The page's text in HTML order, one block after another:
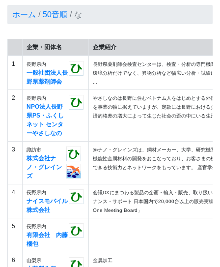
ホーム 50音順 な
企業・団体名 企業紹介
1 長野県内
一般社団法人長
野県薬剤師会
長野県薬剤師会検査センターは、検査・分析の専門機関
環境分析だけでなく、異物分析など幅広い分析・試験
2 長野県内
NPO法人長野
県PS・ふくし
ネット センタ
ーやさしなの
やさしなのは長野に住むベトナム人をはじめとする外国
を事業の軸に据えていますが、定款には長野における少
済的格差の増大によって生じた社会の歪の中にいる生活
3 諏訪市
株式会社ナ
ノ・グレイン
ズ
㈱ナノ・グレインズは、鋼材メーカー、大学、研究機関
機能性金属材料の開発をおこなっており、お客さまの様
できる技術力とネットワークをもっています。 産官学金
4 長野県内
ナイスモバイル
株式会社
会議DXにまつわる製品の企画・輸入・販売、取り扱い商
ナンス・サポート 日本国内で20,000台以上の販売実績
One Meeting Board」
5 長野県内
有限会社 内藤
梱包
6 山梨県 金属加工